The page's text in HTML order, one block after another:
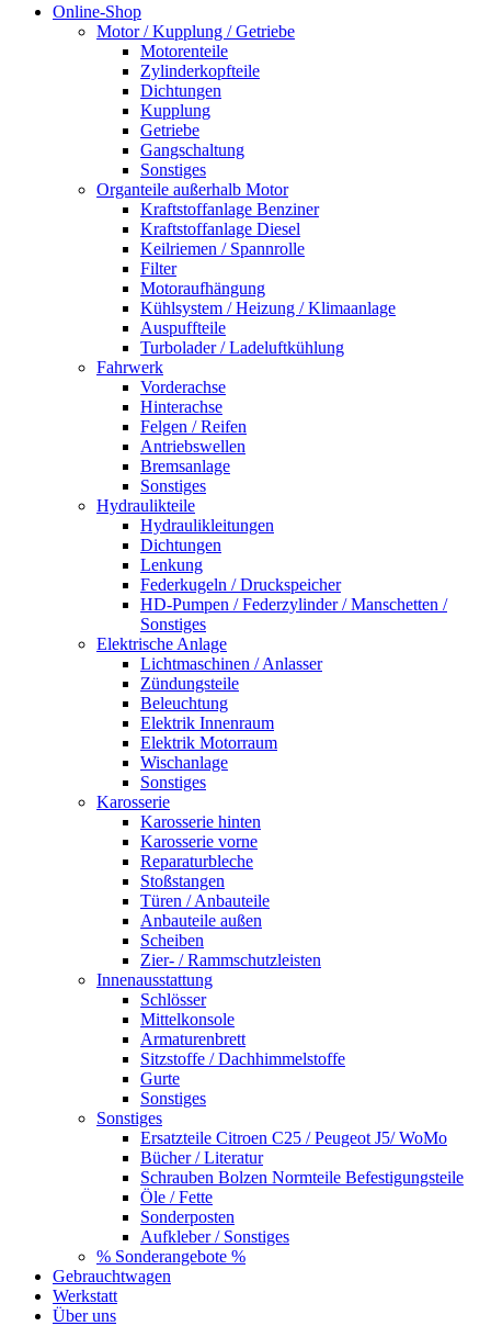
Online-Shop
Motor / Kupplung / Getriebe
Motorenteile
Zylinderkopfteile
Dichtungen
Kupplung
Getriebe
Gangschaltung
Sonstiges
Organteile außerhalb Motor
Kraftstoffanlage Benziner
Kraftstoffanlage Diesel
Keilriemen / Spannrolle
Filter
Motoraufhängung
Kühlsystem / Heizung / Klimaanlage
Auspuffteile
Turbolader / Ladeluftkühlung
Fahrwerk
Vorderachse
Hinterachse
Felgen / Reifen
Antriebswellen
Bremsanlage
Sonstiges
Hydraulikteile
Hydraulikleitungen
Dichtungen
Lenkung
Federkugeln / Druckspeicher
HD-Pumpen / Federzylinder / Manschetten /
Sonstiges
Elektrische Anlage
Lichtmaschinen / Anlasser
Zündungsteile
Beleuchtung
Elektrik Innenraum
Elektrik Motorraum
Wischanlage
Sonstiges
Karosserie
Karosserie hinten
Karosserie vorne
Reparaturbleche
Stoßstangen
Türen / Anbauteile
Anbauteile außen
Scheiben
Zier- / Rammschutzleisten
Innenausstattung
Schlösser
Mittelkonsole
Armaturenbrett
Sitzstoffe / Dachhimmelstoffe
Gurte
Sonstiges
Sonstiges
Ersatzteile Citroen C25 / Peugeot J5/ WoMo
Bücher / Literatur
Schrauben Bolzen Normteile Befestigungsteile
Öle / Fette
Sonderposten
Aufkleber / Sonstiges
% Sonderangebote %
Gebrauchtwagen
Werkstatt
Über uns